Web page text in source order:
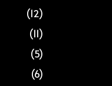
(12)
(11)
(5)
(6)